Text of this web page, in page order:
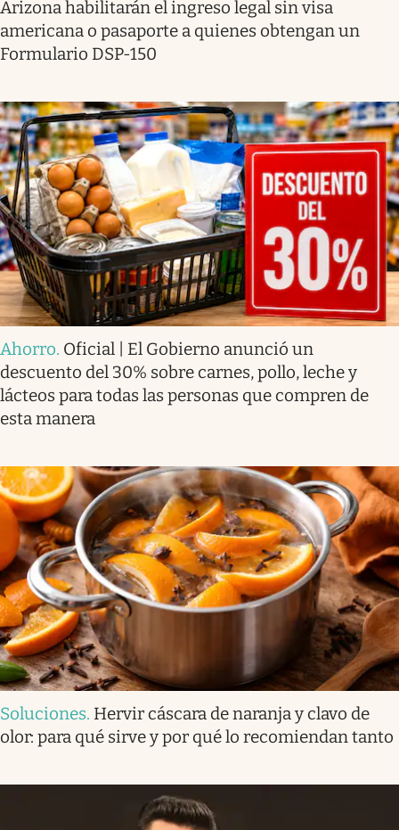
Arizona habilitarán el ingreso legal sin visa
americana o pasaporte a quienes obtengan un
Formulario DSP-150
Ahorro. Oficial | El Gobierno anunció un
descuento del 30% sobre carnes, pollo, leche y
lácteos para todas las personas que compren de
esta manera
Soluciones. Hervir cáscara de naranja y clavo de
olor: para qué sirve y por qué lo recomiendan tanto